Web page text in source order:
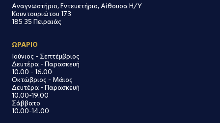
Αναγνωστήριο, Εντευκτήριο, Αίθουσα Η/Υ
Κουντουριώτου 173
185 35 Πειραιάς
ΩΡΑΡΙΟ
Ιούνιος - Σεπτέμβριος
Δευτέρα - Παρασκευή
10.00 - 16.00
Οκτώβριος - Μάιος
Δευτέρα - Παρασκευή
10.00-19.00
Σάββατο
10.00-14.00